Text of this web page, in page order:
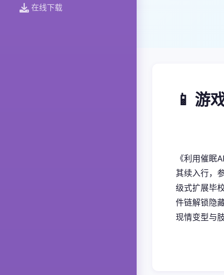
在线下载
📱 游
《利用催眠
其续入行，
级式扩展毕
件链解锁隐
现情变型与